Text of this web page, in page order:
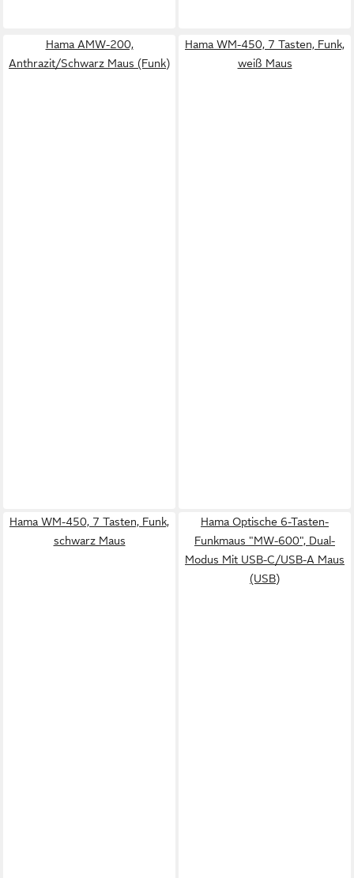
Hama AMW-200,
Anthrazit/Schwarz Maus (Funk)
Hama WM-450, 7 Tasten, Funk,
weiß Maus
Hama WM-450, 7 Tasten, Funk,
schwarz Maus
Hama Optische 6-Tasten-
Funkmaus "MW-600", Dual-
Modus Mit USB-C/USB-A Maus
(USB)